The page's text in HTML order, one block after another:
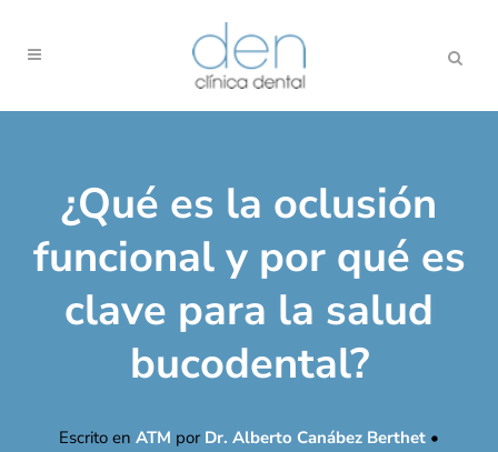
¿Qué es la oclusión
funcional y por qué es
clave para la salud
bucodental?
Escrito en ATM por Dr. Alberto Canábez Berthet •